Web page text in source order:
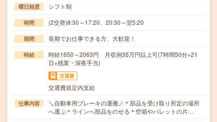
曜日頻度 シフト制
時間 (2交替)8:30～17:20、20:30～翌5:20
期間 長期でお仕事できる方、大歓迎！
時給
時給1650～2063円 月収例35万円以上可(7時間50分×21
日+残業・深夜手当)
交通費
交通費規定内支給
仕事内容
＼自動車用ブレーキの運搬／＊部品を受け取り所定の場所
へ運ぶ＊ラインへ部品をのせる＊空箱やパレットの片…